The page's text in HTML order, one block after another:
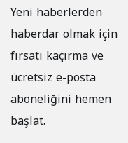
Yeni haberlerden
haberdar olmak için
fırsatı kaçırma ve
ücretsiz e-posta
aboneliğini hemen
başlat.